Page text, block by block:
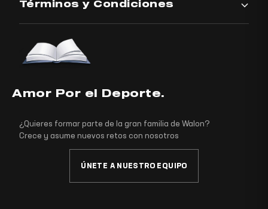
Términos y Condiciones
Amor Por el Deporte.
¿Quieres formar parte de la gran familia de Walon?
Crece y asume nuevos retos con nosotros
ÚNETE A NUESTRO EQUIPO